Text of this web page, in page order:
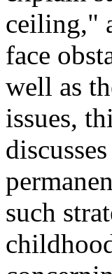
ceiling,"
face
well as
issues,
such